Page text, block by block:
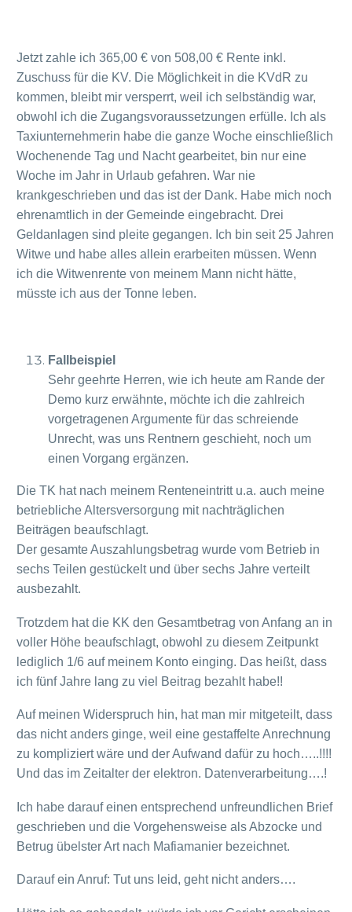
Jetzt zahle ich 365,00 € von 508,00 € Rente inkl.
Zuschuss für die KV. Die Möglichkeit in die KVdR zu
kommen, bleibt mir versperrt, weil ich selbständig war,
obwohl ich die Zugangsvoraussetzungen erfülle. Ich als
Taxiunternehmerin habe die ganze Woche einschließlich
Wochenende Tag und Nacht gearbeitet, bin nur eine
Woche im Jahr in Urlaub gefahren. War nie
krankgeschrieben und das ist der Dank. Habe mich noch
ehrenamtlich in der Gemeinde eingebracht. Drei
Geldanlagen sind pleite gegangen. Ich bin seit 25 Jahren
Witwe und habe alles allein erarbeiten müssen. Wenn
ich die Witwenrente von meinem Mann nicht hätte,
müsste ich aus der Tonne leben.
Fallbeispiel
Sehr geehrte Herren, wie ich heute am Rande der
Demo kurz erwähnte, möchte ich die zahlreich
vorgetragenen Argumente für das schreiende
Unrecht, was uns Rentnern geschieht, noch um
einen Vorgang ergänzen.
Die TK hat nach meinem Renteneintritt u.a. auch meine
betriebliche Altersversorgung mit nachträglichen
Beiträgen beaufschlagt.
Der gesamte Auszahlungsbetrag wurde vom Betrieb in
sechs Teilen gestückelt und über sechs Jahre verteilt
ausbezahlt.
Trotzdem hat die KK den Gesamtbetrag von Anfang an in
voller Höhe beaufschlagt, obwohl zu diesem Zeitpunkt
lediglich 1/6 auf meinem Konto einging. Das heißt, dass
ich fünf Jahre lang zu viel Beitrag bezahlt habe!!
Auf meinen Widerspruch hin, hat man mir mitgeteilt, dass
das nicht anders ginge, weil eine gestaffelte Anrechnung
zu kompliziert wäre und der Aufwand dafür zu hoch…..!!!!
Und das im Zeitalter der elektron. Datenverarbeitung….!
Ich habe darauf einen entsprechend unfreundlichen Brief
geschrieben und die Vorgehensweise als Abzocke und
Betrug übelster Art nach Mafiamanier bezeichnet.
Darauf ein Anruf: Tut uns leid, geht nicht anders….